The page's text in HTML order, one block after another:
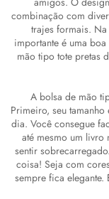
combinação com
trajes formais. Na
importante é uma
mão tipo tote pretas
A bolsa de mão
Primeiro, seu
dia. Você consegue
até mesmo um livro
sentir
coisa! Seja com
sempre fica elegante.